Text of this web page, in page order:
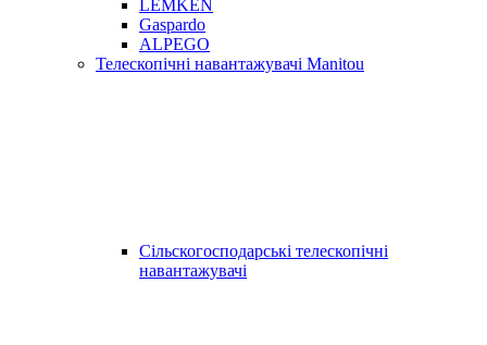
LEMKEN
Gaspardo
ALPEGO
Телескопічні навантажувачі Manitou
Сільскогосподарські телескопічні
навантажувачі